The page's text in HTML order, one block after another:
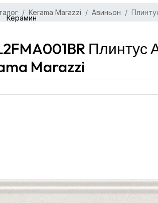
Керамин
Kerama Marazzi Авиньон
Marazzi